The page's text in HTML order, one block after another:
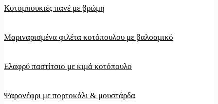
Κοτομπουκιές πανέ με βρώμη
Μαριναρισμένα φιλέτα κοτόπουλου με βαλσαμικό
Ελαφρύ παστίτσιο με κιμά κοτόπουλο
Ψαρονέφρι με πορτοκάλι & μουστάρδα